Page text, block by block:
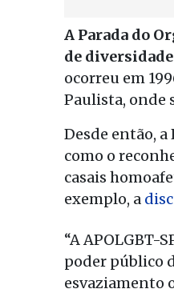
A Parada do
de
ocorreu em
Paulista, onde
Desde então,
como o
casais
exemplo, a
“A APOLGBT-
poder público
esvaziamento